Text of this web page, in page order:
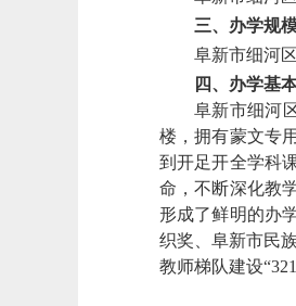
三、办学规
阜新市细河
四、 办学基
阜新市细河
楼，拥有蒙文专
到开足开全学科
命，不断深化教
形成了鲜明的办
织奖、阜新市民
教师梯队建设